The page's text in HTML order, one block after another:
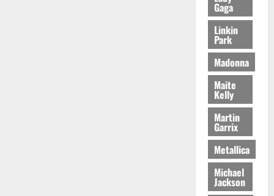
Gaga
Linkin
Park
Madonna
Maite
Kelly
Martin
Garrix
Metallica
Michael
Jackson